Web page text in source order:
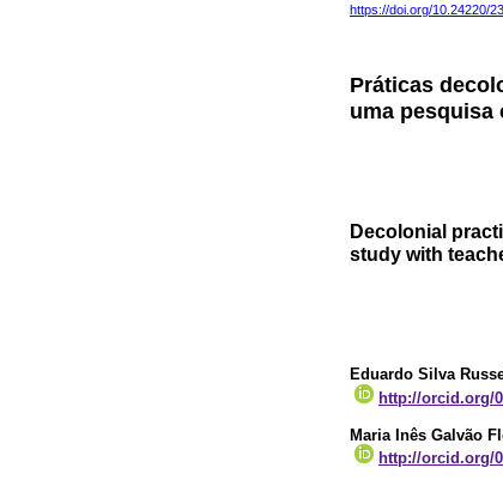
https://doi.org/10.24220/
Práticas
uma pesquisa
Decolonial
study with
Eduardo Silva
http://orcid.org/
Maria Inês Galvão
http://orcid.org/